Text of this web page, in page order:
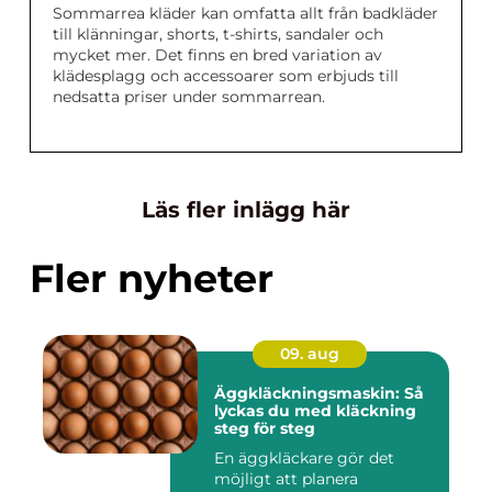
Sommarrea kläder kan omfatta allt från badkläder
till klänningar, shorts, t-shirts, sandaler och
mycket mer. Det finns en bred variation av
klädesplagg och accessoarer som erbjuds till
nedsatta priser under sommarrean.
Läs fler inlägg här
Fler nyheter
09. aug
Äggkläckningsmaskin: Så
lyckas du med kläckning
steg för steg
En äggkläckare gör det
möjligt att planera